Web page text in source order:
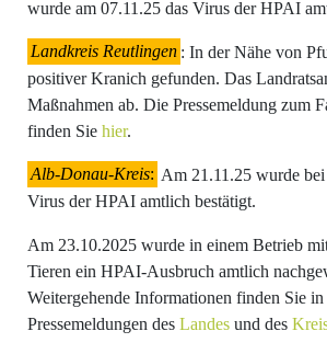
wurde am 07.11.25 das Virus der HPAI
Landkreis Reutlingen : In der Nähe von
positiver Kranich gefunden. Das
Maßnahmen ab. Die Pressemeldung zum
finden Sie hier.
Alb-Donau-Kreis: Am 21.11.25 wurde
Virus der HPAI amtlich bestätigt.
Am 23.10.2025 wurde in einem Betrieb
Tieren ein HPAI-Ausbruch amtlich
Weitergehende Informationen finden Sie in
Pressemeldungen des Landes und des